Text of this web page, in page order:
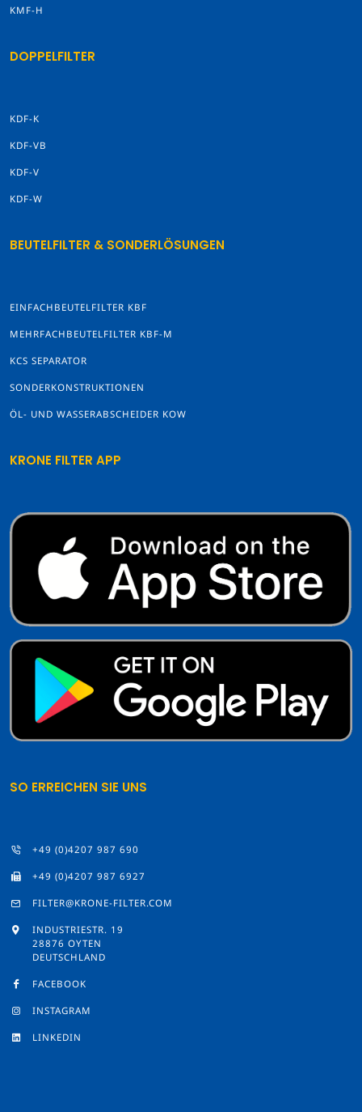
KMF-H
DOPPELFILTER
KDF-K
KDF-VB
KDF-V
KDF-W
BEUTELFILTER & SONDERLÖSUNGEN
EINFACHBEUTELFILTER KBF
MEHRFACHBEUTELFILTER KBF-M
KCS SEPARATOR
SONDERKONSTRUKTIONEN
ÖL- UND WASSERABSCHEIDER KOW
KRONE FILTER APP
SO ERREICHEN SIE UNS
+49 (0)4207 987 690
+49 (0)4207 987 6927
FILTER@KRONE-FILTER.COM
INDUSTRIESTR. 19
28876 OYTEN
DEUTSCHLAND
FACEBOOK
INSTAGRAM
LINKEDIN